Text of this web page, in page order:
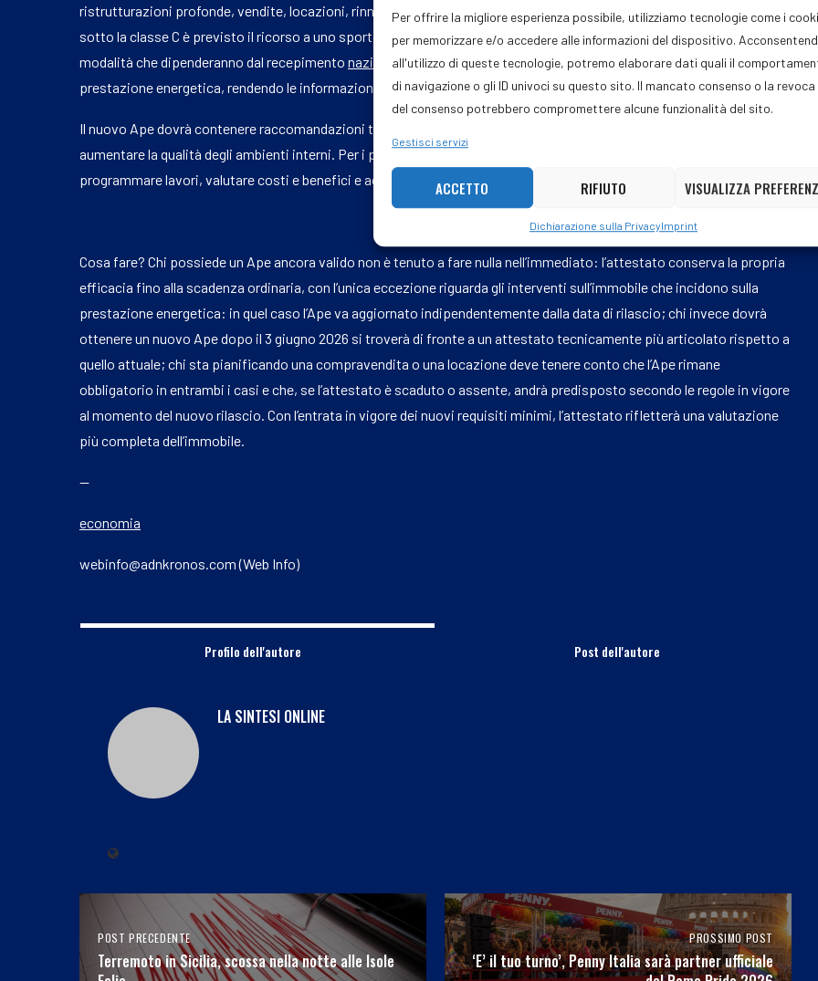
Per offrire la migliore esperienza possibile, utilizziamo tecnologie come i
per memorizzare e/o accedere alle informazioni del dispositivo.
all'utilizzo di queste tecnologie, potremo elaborare dati quali il
di navigazione o gli ID univoci su questo sito. Il mancato consenso o la revoca
del consenso potrebbero compromettere alcune funzionalità del sito.
Gestisci servizi
ACCETTO RIFIUTO VISUALIZZA
Dichiarazione sulla PrivacyImprint
ristrutturazioni profonde, vendite, locazioni, rinnovi contrattuali e rinegoziazioni del mutuo ipotecario. Per gli edifici
sotto la classe C è previsto il ricorso a uno sportello unico per ricevere consulenza sulla ristrutturazione, secondo
modalità che dipenderanno dal recepimento nazionale. Gli Stati dovranno inoltre istituire banche dati sulla
prestazione energetica, rendendo le informazioni più tracciabili e confrontabili.
Il nuovo Ape dovrà contenere raccomandazioni tecnicamente fattibili per migliorare l’efficienza, ridurre le emissioni e
aumentare la qualità degli ambienti interni. Per i proprietari, l’attestato diventerà quindi una guida operativa per
programmare lavori, valutare costi e benefici e accedere a eventuali incentivi.
Cosa fare? Chi possiede un Ape ancora valido non è tenuto a fare nulla nell’immediato: l’attestato conserva la propria
efficacia fino alla scadenza ordinaria, con l’unica eccezione riguarda gli interventi sull’immobile che incidono sulla
prestazione energetica: in quel caso l’Ape va aggiornato indipendentemente dalla data di rilascio; chi invece dovrà
ottenere un nuovo Ape dopo il 3 giugno 2026 si troverà di fronte a un attestato tecnicamente più articolato rispetto a
quello attuale; chi sta pianificando una compravendita o una locazione deve tenere conto che l’Ape rimane
obbligatorio in entrambi i casi e che, se l’attestato è scaduto o assente, andrà predisposto secondo le regole in vigore
al momento del nuovo rilascio. Con l’entrata in vigore dei nuovi requisiti minimi, l’attestato rifletterà una valutazione
più completa dell’immobile.
—
economia
webinfo@adnkronos.com (Web Info)
Profilo dell'autore Post dell'autore
LA SINTESI ONLINE
POST PRECEDENTE
Terremoto in Sicilia, scossa nella notte alle Isole
PROSSIMO POST
‘E’ il tuo turno’, Penny Italia sarà partner ufficiale